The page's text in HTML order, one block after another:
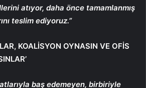
atıyor, daha önce tamamlanmış
teslim ediyoruz.”
KOALİSYON OYNASIN VE OFİS
baş edemeyen, birbiriyle